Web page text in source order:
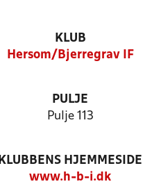
KLUB
Hersom/Bjerregrav IF
PULJE
Pulje 113
KLUBBENS HJEMMESIDE
www.h-b-i.dk